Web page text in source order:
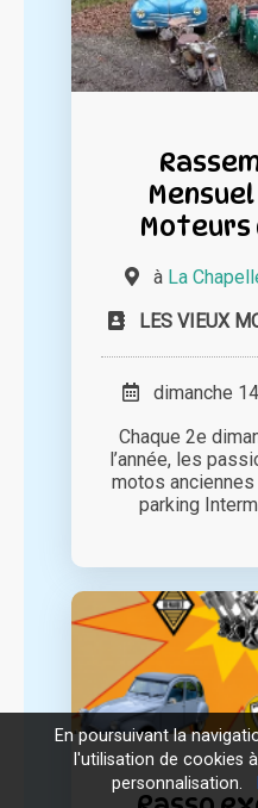
Mensuel
Moteurs
à La
LES VIEUX
dimanche
Chaque 2e
l’année, les
motos anciennes
parking
En poursuivant la
l'utilisation de cookies
personnalisation.